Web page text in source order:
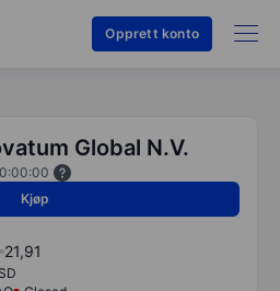
Opprett konto
Global N.V.
Kjøp
21,91